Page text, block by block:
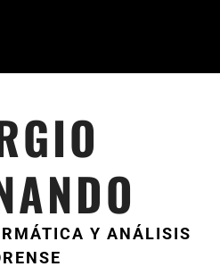
Y ANÁLISIS